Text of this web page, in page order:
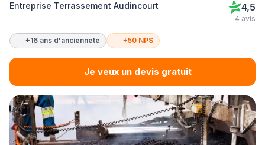
Entreprise Terrassement Audincourt 4,5
4 avis
+16 ans d'ancienneté +50 NPS
Je veux un devis gratuit